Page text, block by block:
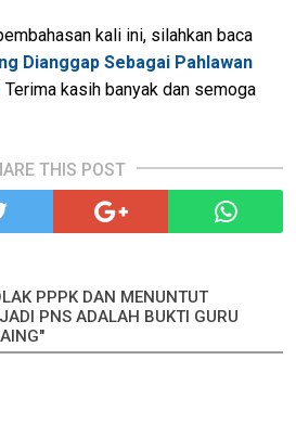
kali ini, silahkan baca
Dianggap Sebagai Pahlawan
. Terima kasih banyak dan semoga
THIS POST
PPPK DAN MENUNTUT
PNS ADALAH BUKTI GURU